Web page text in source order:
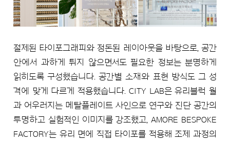
절제된 타이포그래피와 정돈된 레이아웃을 바탕으로, 공간
안에서 과하게 튀지 않으면서도 필요한 정보는 분명하게
읽히도록 구성했습니다. 공간별 소재와 표현 방식도 그 성
격에 맞게 다르게 적용했습니다. CITY LAB은 유리블럭 월
과 어우러지는 메탈플레이트 사인으로 연구와 진단 공간의
투명하고 실험적인 이미지를 강조했고, AMORE BESPOKE
FACTORY는 유리 면에 직접 타이포를 적용해 조제 과정의